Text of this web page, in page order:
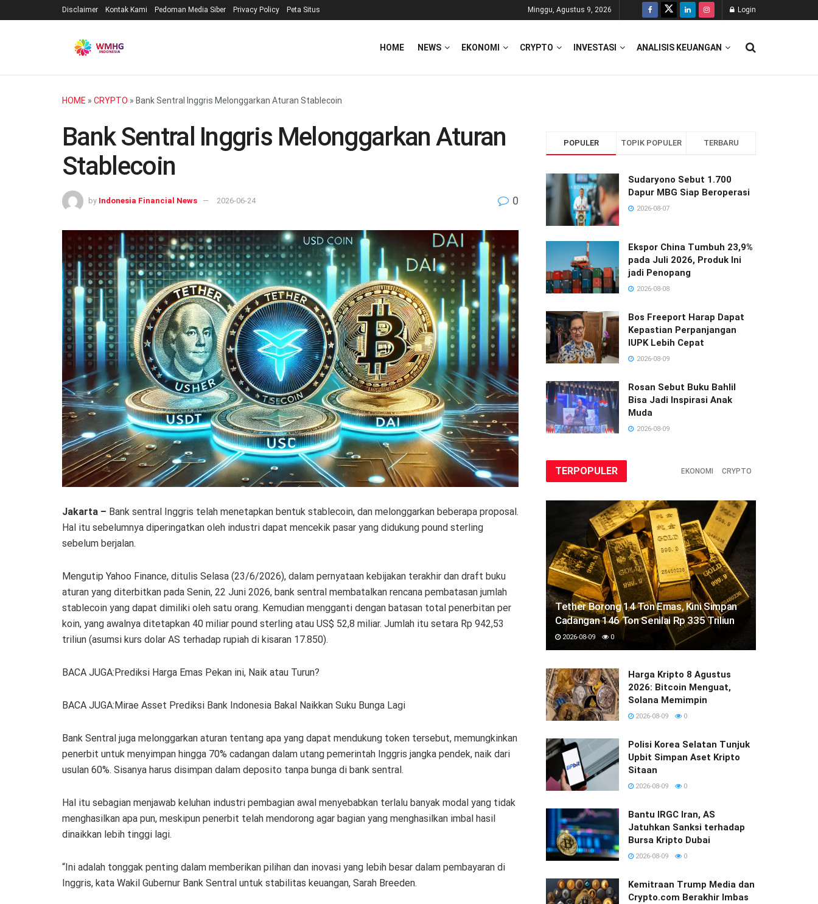
Disclaimer Kontak Kami Pedoman Media Siber Privacy Policy Peta Situs Minggu, Agustus 9, 2026 Login
HOME NEWS EKONOMI CRYPTO INVESTASI ANALISIS KEUANGAN
HOME » CRYPTO » Bank Sentral Inggris Melonggarkan Aturan Stablecoin
Bank Sentral Inggris Melonggarkan Aturan
Stablecoin
by Indonesia Financial News 2026-06-24 0
Jakarta – Bank sentral Inggris telah menetapkan bentuk stablecoin, dan melonggarkan beberapa proposal.
Hal itu sebelumnya diperingatkan oleh industri dapat mencekik pasar yang didukung pound sterling
sebelum berjalan.
Mengutip Yahoo Finance, ditulis Selasa (23/6/2026), dalam pernyataan kebijakan terakhir dan draft buku
aturan yang diterbitkan pada Senin, 22 Juni 2026, bank sentral membatalkan rencana pembatasan jumlah
stablecoin yang dapat dimiliki oleh satu orang. Kemudian mengganti dengan batasan total penerbitan per
koin, yang awalnya ditetapkan 40 miliar pound sterling atau US$ 52,8 miliar. Jumlah itu setara Rp 942,53
triliun (asumsi kurs dolar AS terhadap rupiah di kisaran 17.850).
BACA JUGA:Prediksi Harga Emas Pekan ini, Naik atau Turun?
BACA JUGA:Mirae Asset Prediksi Bank Indonesia Bakal Naikkan Suku Bunga Lagi
Bank Sentral juga melonggarkan aturan tentang apa yang dapat mendukung token tersebut, memungkinkan
penerbit untuk menyimpan hingga 70% cadangan dalam utang pemerintah Inggris jangka pendek, naik dari
usulan 60%. Sisanya harus disimpan dalam deposito tanpa bunga di bank sentral.
Hal itu sebagian menjawab keluhan industri pembagian awal menyebabkan terlalu banyak modal yang tidak
menghasilkan apa pun, meskipun penerbit telah mendorong agar bagian yang menghasilkan imbal hasil
dinaikkan lebih tinggi lagi.
“Ini adalah tonggak penting dalam memberikan pilihan dan inovasi yang lebih besar dalam pembayaran di
Inggris, kata Wakil Gubernur Bank Sentral untuk stabilitas keuangan, Sarah Breeden.
POPULER TOPIK POPULER TERBARU
Sudaryono Sebut 1.700
Dapur MBG Siap Beroperasi
2026-08-07
Ekspor China Tumbuh 23,9%
pada Juli 2026, Produk Ini
jadi Penopang
2026-08-08
Bos Freeport Harap Dapat
Kepastian Perpanjangan
IUPK Lebih Cepat
2026-08-09
Rosan Sebut Buku Bahlil
Bisa Jadi Inspirasi Anak
Muda
2026-08-09
TERPOPULER EKONOMI CRYPTO
Tether Borong 14 Ton Emas, Kini Simpan
Cadangan 146 Ton Senilai Rp 335 Triliun
2026-08-09 0
Harga Kripto 8 Agustus
2026: Bitcoin Menguat,
Solana Memimpin
2026-08-09 0
Polisi Korea Selatan Tunjuk
Upbit Simpan Aset Kripto
Sitaan
2026-08-09 0
Bantu IRGC Iran, AS
Jatuhkan Sanksi terhadap
Bursa Kripto Dubai
2026-08-09 0
Kemitraan Trump Media dan
Crypto.com Berakhir Imbas